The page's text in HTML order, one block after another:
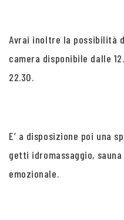
Avrai inoltre la possibilità
camera disponibile dalle
22.30.
E’ a disposizione poi una
getti idromassaggio,
emozionale.